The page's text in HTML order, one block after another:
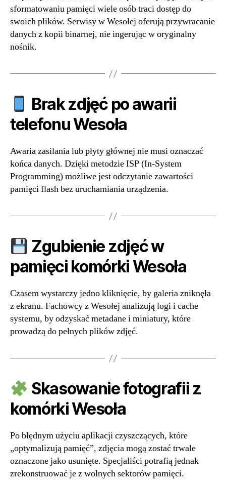
sformatowaniu pamięci wiele osób traci dostęp do
swoich plików. Serwisy w Wesołej oferują przywracanie
danych z kopii binarnej, nie ingerując w oryginalny
nośnik.
Brak zdjęć po awarii
telefonu Wesoła
Awaria zasilania lub płyty głównej nie musi oznaczać
końca danych. Dzięki metodzie ISP (In-System
Programming) możliwe jest odczytanie zawartości
pamięci flash bez uruchamiania urządzenia.
Zgubienie zdjęć w
pamięci komórki Wesoła
Czasem wystarczy jedno kliknięcie, by galeria zniknęła
z ekranu. Fachowcy z Wesołej analizują logi i cache
systemu, by odzyskać metadane i miniatury, które
prowadzą do pełnych plików zdjęć.
Skasowanie fotografii z
komórki Wesoła
Po błędnym użyciu aplikacji czyszczących, które
„optymalizują pamięć”, zdjęcia mogą zostać trwale
oznaczone jako usunięte. Specjaliści potrafią jednak
zrekonstruować je z wolnych sektorów pamięci.